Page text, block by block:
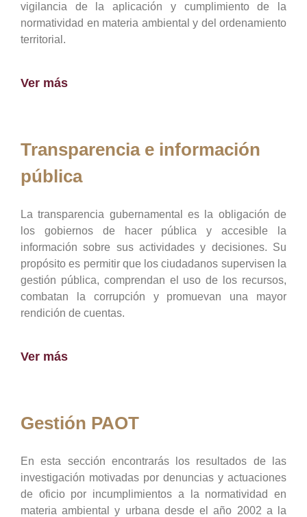
vigilancia de la aplicación y cumplimiento de la
normatividad en materia ambiental y del ordenamiento
territorial.
Ver más
Transparencia e información
pública
La transparencia gubernamental es la obligación de
los gobiernos de hacer pública y accesible la
información sobre sus actividades y decisiones. Su
propósito es permitir que los ciudadanos supervisen la
gestión pública, comprendan el uso de los recursos,
combatan la corrupción y promuevan una mayor
rendición de cuentas.
Ver más
Gestión PAOT
En esta sección encontrarás los resultados de las
investigación motivadas por denuncias y actuaciones
de oficio por incumplimientos a la normatividad en
materia ambiental y urbana desde el año 2002 a la